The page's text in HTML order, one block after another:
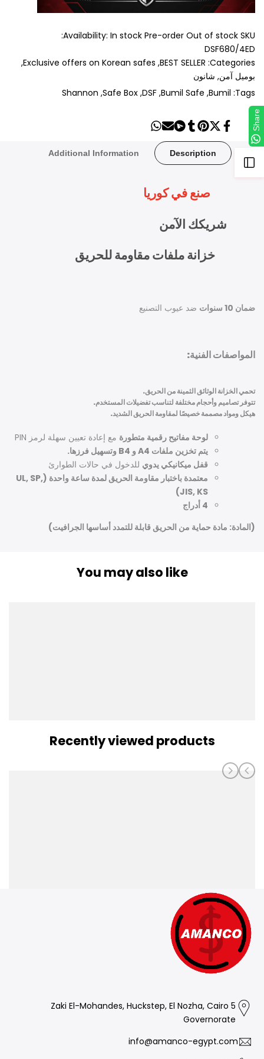
Open
Sidebar
Availability: In stock Pre-order Out of stock SKU:
DSF680/4ED
Categories:
BEST SELLER
Exclusive offers on Korean safes
بوميل آمن شانون
Tags:
Bumil
Bumil Safe
DSF
Safe Box
Shannon
Share
Facebook
Tweet
Twitter
Pin
Pinterest
Share
Tumblr
Share
Telegram
Send
Mail
Share
Whatsapp
Description
Additional Information
صنع في كوريا
شريكك الآمن
خزانة ملفات مقاومة للحريق
ضمان 10 سنوات ضد عيوب التصنيع
المواصفات الفنية:
تحمي الخزانة الوثائق الثمينة من الحريق.
تتوفر تصاميم وأحجام مختلفة لتناسب تفضيلات المستخدم.
هيكل ومواد مصممة خصيصًا لمقاومة الحريق الشديد.
لوحة مفاتيح رقمية متطورة مع إعادة تعيين سهلة لرمز PIN
يتم تخزين ملفات A4 و B4 وتسهيل فرزها.
قفل ميكانيكي يدوي للدخول في حالات الطوارئ
معتمدة باختبار مقاومة الحريق لمدة ساعة واحدة (UL, SP,
JIS, KS)
4 أدراج
(المادة: مادة حماية من الحريق قابلة للتمدد أساسها الجرافيت)
You may also like
Recently viewed products
5 Zaki El-Mohandes, Huckstep, El Nozha, Cairo
Governorate
info@amanco-egypt.com
Share